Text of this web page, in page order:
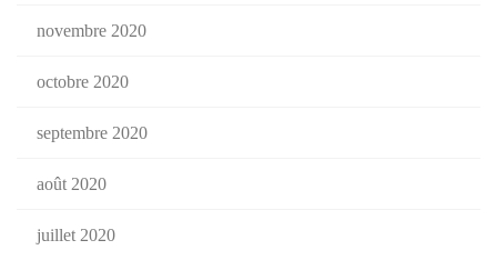
novembre 2020
octobre 2020
septembre 2020
août 2020
juillet 2020